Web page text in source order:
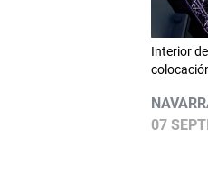
Interior
07